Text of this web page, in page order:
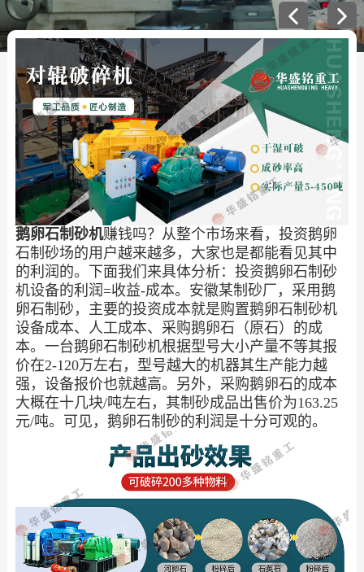
鹅卵石制砂机赚钱吗？从整个市场来看，投资鹅卵
石制砂场的用户越来越多，大家也是都能看见其中
的利润的。下面我们来具体分析：投资鹅卵石制砂
机设备的利润=收益-成本。安徽某制砂厂，采用鹅
卵石制砂，主要的投资成本就是购置鹅卵石制砂机
设备成本、人工成本、采购鹅卵石（原石）的成
本。一台鹅卵石制砂机根据型号大小产量不等其报
价在2-120万左右，型号越大的机器其生产能力越
强，设备报价也就越高。另外，采购鹅卵石的成本
大概在十几块/吨左右，其制砂成品出售价为163.25
元/吨。可见，鹅卵石制砂的利润是十分可观的。